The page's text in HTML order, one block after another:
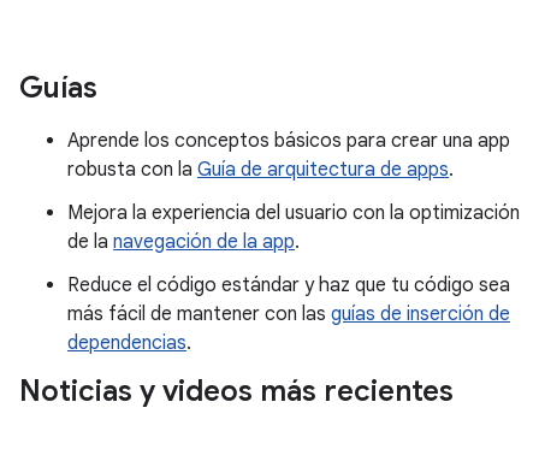
Guías
Aprende los conceptos básicos para crear una app
robusta con la Guía de arquitectura de apps.
Mejora la experiencia del usuario con la optimización
de la navegación de la app.
Reduce el código estándar y haz que tu código sea
más fácil de mantener con las guías de inserción de
dependencias.
Noticias y videos más recientes